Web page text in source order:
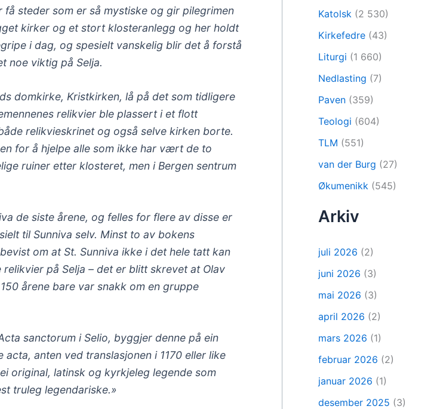
steder som er så mystiske og gir pilegrimen
kirker og et stort klosteranlegg og her holdt
i dag, og spesielt vanskelig blir det å forstå
noe viktig på Selja.
domkirke, Kristkirken, lå på det som tidligere
relikvier ble plassert i et flott
relikvieskrinet og også selve kirken borte.
for å hjelpe alle som ikke har vært de to
ruiner etter klosteret, men i Bergen sentrum
de siste årene, og felles for flere av disse er
til Sunniva selv. Minst to av bokens
om at St. Sunniva ikke i det hele tatt kan
på Selja – det er blitt skrevet at Olav
årene bare var snakk om en gruppe
sanctorum i Selio, byggjer denne på ein
anten ved translasjonen i 1170 eller like
original, latinsk og kyrkjeleg legende som
truleg legendariske.»
Katolsk (2 530)
Kirkefedre (43)
Liturgi (1 660)
Nedlasting (7)
Paven (359)
Teologi (604)
TLM (551)
van der Burg (27)
Økumenikk (545)
Arkiv
juli 2026 (2)
juni 2026 (3)
mai 2026 (3)
april 2026 (2)
mars 2026 (1)
februar 2026 (2)
januar 2026 (1)
desember 2025 (3)